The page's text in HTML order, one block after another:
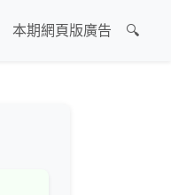
本期網頁版廣告 🔍